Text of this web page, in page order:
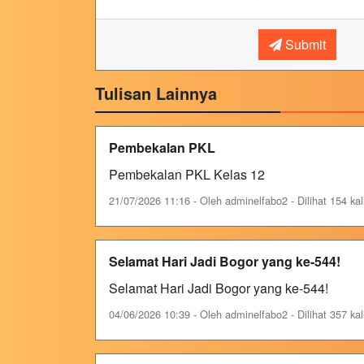
Submit
Tulisan Lainnya
Pembekalan PKL
Pembekalan PKL Kelas 12
21/07/2026 11:16 - Oleh adminelfabo2 - Dilihat 154 kali
Selamat Hari Jadi Bogor yang ke-544!
Selamat Hari Jadi Bogor yang ke-544!
04/06/2026 10:39 - Oleh adminelfabo2 - Dilihat 357 kali